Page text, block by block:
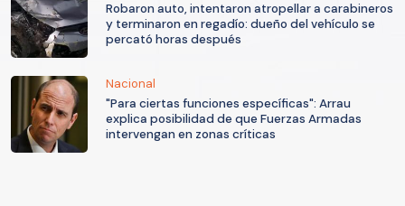
Robaron auto, intentaron atropellar a carabineros
y terminaron en regadío: dueño del vehículo se
percató horas después
Nacional
"Para ciertas funciones específicas": Arrau
explica posibilidad de que Fuerzas Armadas
intervengan en zonas críticas